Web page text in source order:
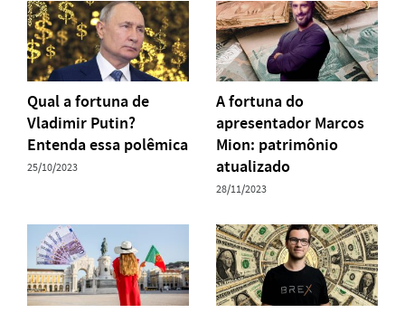
Qual a fortuna de
Vladimir Putin?
Entenda essa polêmica
25/10/2023
A fortuna do
apresentador Marcos
Mion: patrimônio
atualizado
28/11/2023